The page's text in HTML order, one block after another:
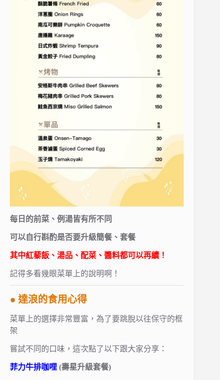
每日的前菜、例湯皆有所不同
可以自行斟酌是否要升級簡餐、套餐
其中紅藜飯、湯品、配菜、醬料都可以再續！
記得多看幾眼菜單上的說明啊！
● 達浪的食用心得
菜單上的選擇非常豐富，為了要跳脫以往保守的框
架
嘗試不同的口味，這次點了以下跟大家分享：
菲力牛排咖哩 (壽星升級套餐)